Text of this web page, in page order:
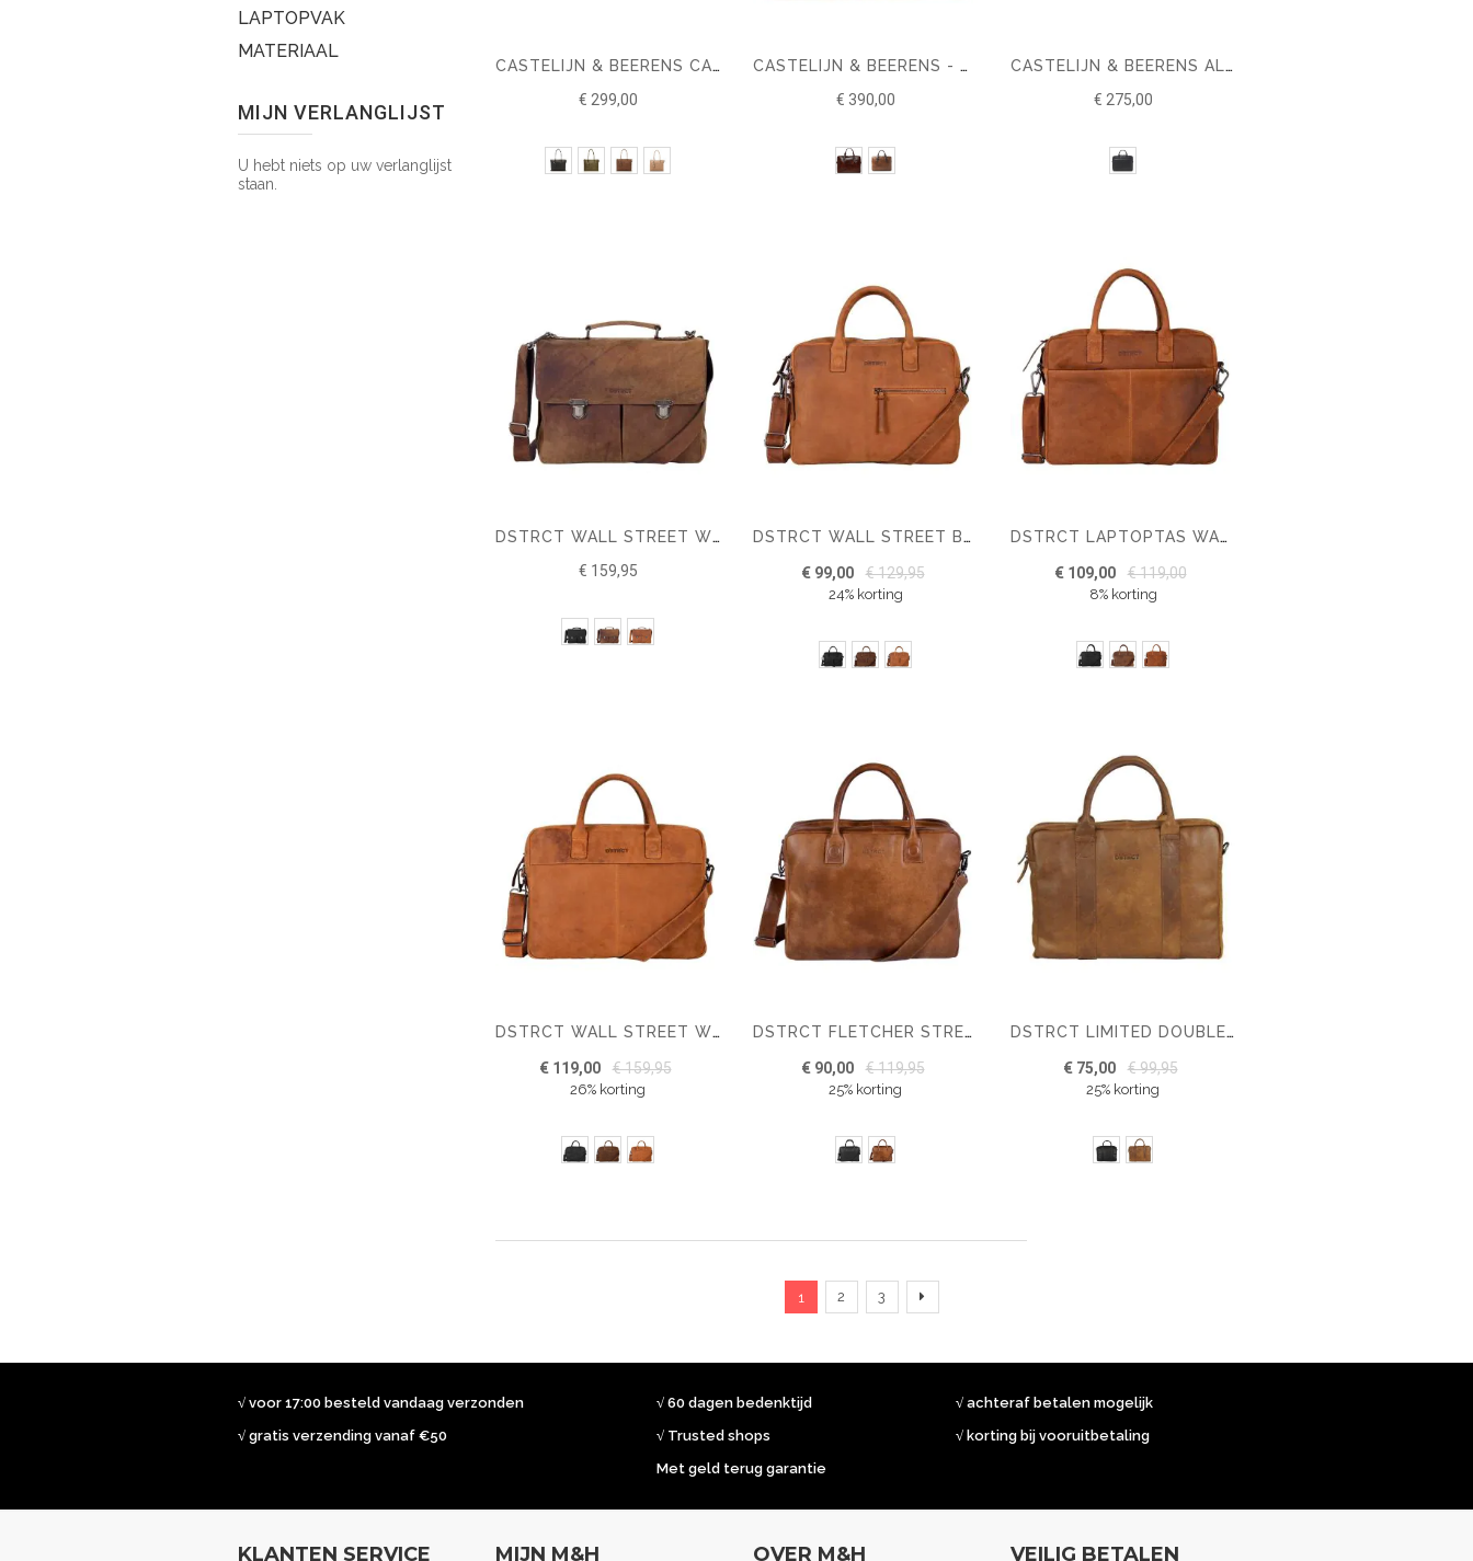
CASTELIJN & BEERENS CARISMA LAPTOP SCHOUDERTAS 15.6" + TABLET
€ 299,00
CASTELIJN & BEERENS - RIEN LAPTOPTAS 15,6 + TABLET RFID
€ 390,00
CASTELIJN & BEERENS ALPHA LAPTOPTAS 15.6'' RFID
€ 275,00
DSTRCT WALL STREET WORKINGBAG 15,6"
€ 159,95
DSTRCT WALL STREET BRAVO LAPTOPTAS 15,6 INCH
€ 99,00 € 129,95
24% korting
DSTRCT LAPTOPTAS WALL STREET 15 INCH
€ 109,00 € 119,00
8% korting
DSTRCT WALL STREET WORKINGBAG 15,6 INCH
€ 119,00 € 159,95
26% korting
DSTRCT FLETCHER STREET MIKE WORKINGBAG 15.6"
€ 90,00 € 119,95
25% korting
DSTRCT LIMITED DOUBLE ZIP 15'' LAPTOPTAS
€ 75,00 € 99,95
25% korting
Pagina
U lees momenteel pagina
1
Pagina
2
Pagina
3
Pagina
LAPTOPVAK
MATERIAAL
MIJN VERLANGLIJST
U hebt niets op uw verlanglijst
staan.
√ voor 17:00 besteld vandaag verzonden
√ gratis verzending vanaf €50
√ 60 dagen bedenktijd
√ Trusted shops
Met geld terug garantie
√ achteraf betalen mogelijk
√ korting bij vooruitbetaling
KLANTEN SERVICE MIJN M&H OVER M&H VEILIG BETALEN